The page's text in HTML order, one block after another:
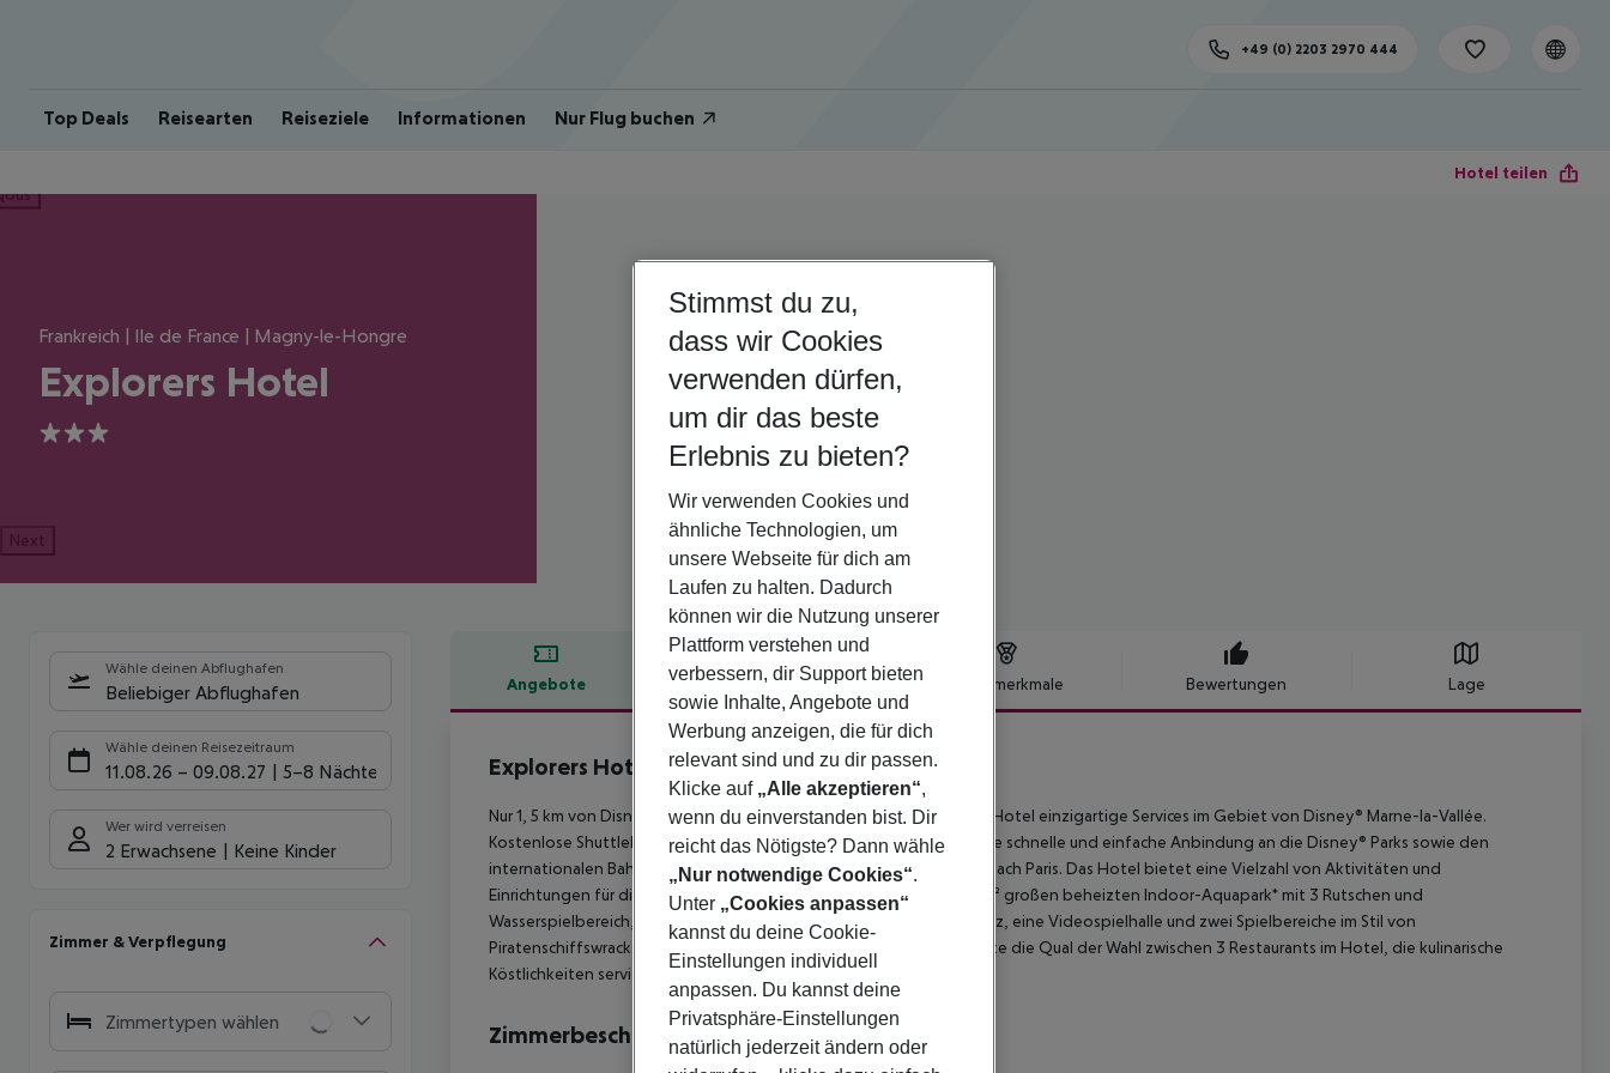
Top Deals Reisearten Reiseziele Informationen Nur Flug buchen
+49 (0) 2203 2970 444
Hotel teilen
Frankreich | Ile de France | Magny-le-Hongre
Explorers Hotel
3
Next
Wähle deinen Abflughafen
Beliebiger Abflughafen
Wähle deinen Reisezeitraum
11.08.26 – 09.08.27 5-8 Nächte
Wer wird verreisen
2 Erwachsene Keine Kinder
Zimmer & Verpflegung
Zimmertypen wählen
Angebote Hotelbeschreibung Hotelmerkmale Bewertungen Lage
Hotelbeschreibung
Explorers Hotel
3
Nur 1, 5 km von Disneyland® Paris entfernt, bietet dieses großartige Hotel einzigartige Services im Gebiet von Disney® Marne-la-Vallée.
Kostenlose Shuttlebusse verkehren regelmäßig und ermöglichen eine schnelle und einfache Anbindung an die Disney® Parks sowie den
internationalen Bahnhof mit öffentlichen Verkehrsmitteln von und nach Paris. Das Hotel bietet eine Vielzahl von Aktivitäten und
Einrichtungen für die Unterhaltung aller Gäste, darunter einen 200 m² großen beheizten Indoor-Aquapark* mit 3 Rutschen und
Wasserspielbereich, einen zweistöckigen Indoor-Dschungelspielplatz, eine Videospielhalle und zwei Spielbereiche im Stil von
Piratenschiffswracks. Nach einem ereignisreichen Tag haben die Gäste die Qual der Wahl zwischen 3 Restaurants im Hotel, die kulinarische
Köstlichkeiten servieren.
Zimmerbeschreibung
Stimmst du zu,
dass wir Cookies
verwenden dürfen,
um dir das beste
Erlebnis zu bieten?
Wir verwenden Cookies und
ähnliche Technologien, um
unsere Webseite für dich am
Laufen zu halten. Dadurch
können wir die Nutzung unserer
Plattform verstehen und
verbessern, dir Support bieten
sowie Inhalte, Angebote und
Werbung anzeigen, die für dich
relevant sind und zu dir passen.
Klicke auf „Alle akzeptieren“,
wenn du einverstanden bist. Dir
reicht das Nötigste? Dann wähle
„Nur notwendige Cookies“.
Unter „Cookies anpassen“
kannst du deine Cookie-
Einstellungen individuell
anpassen. Du kannst deine
Privatsphäre-Einstellungen
natürlich jederzeit ändern oder